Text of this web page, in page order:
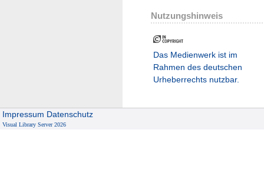
Nutzungshinweis
Das Medienwerk ist im
Rahmen des deutschen
Urheberrechts nutzbar.
Impressum Datenschutz
Visual Library Server 2026